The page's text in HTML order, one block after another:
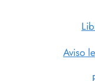
Aviso